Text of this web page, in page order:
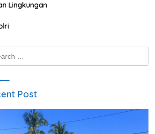
Lingkungan
Post